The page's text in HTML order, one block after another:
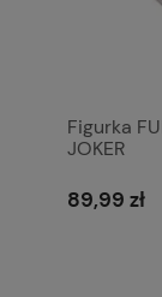
Figurka
JOKER
89,99 zł